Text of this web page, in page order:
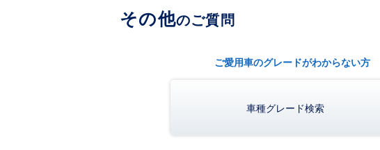
その他のご質問
ご愛用車のグレードがわからない方
車種グレード検索